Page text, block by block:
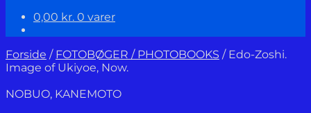
0,00 kr. 0 varer
Forside / FOTOBØGER / PHOTOBOOKS / Edo-Zoshi.
Image of Ukiyoe, Now.
NOBUO, KANEMOTO